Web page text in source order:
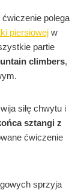
ćwiczenie polega
piersiowej w
partie
climbers,
siłę chwytu i
sztangi z
ćwiczenie
sprzyja